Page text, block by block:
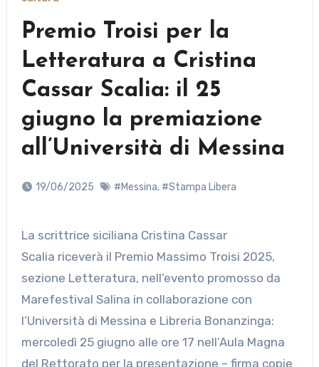
Premio Troisi per la
Letteratura a Cristina
Cassar Scalia: il 25
giugno la premiazione
all’Università di Messina
19/06/2025 #Messina, #Stampa Libera
La scrittrice siciliana Cristina Cassar
Scalia riceverà il Premio Massimo Troisi 2025,
sezione Letteratura, nell’evento promosso da
Marefestival Salina in collaborazione con
l’Università di Messina e Libreria Bonanzinga:
mercoledì 25 giugno alle ore 17 nell’Aula Magna
del Rettorato per la presentazione – firma copie